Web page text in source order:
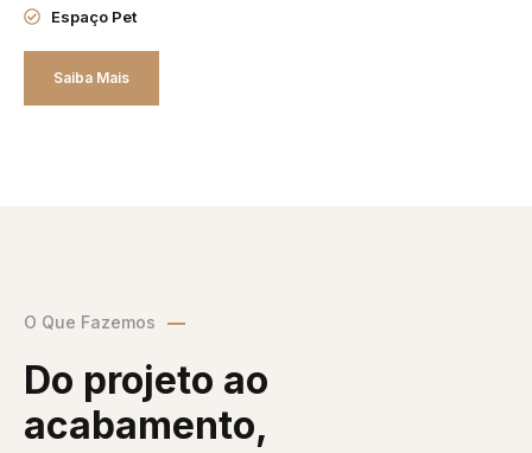
Espaço Pet
Saiba Mais
O Que Fazemos
Do projeto ao
acabamento,